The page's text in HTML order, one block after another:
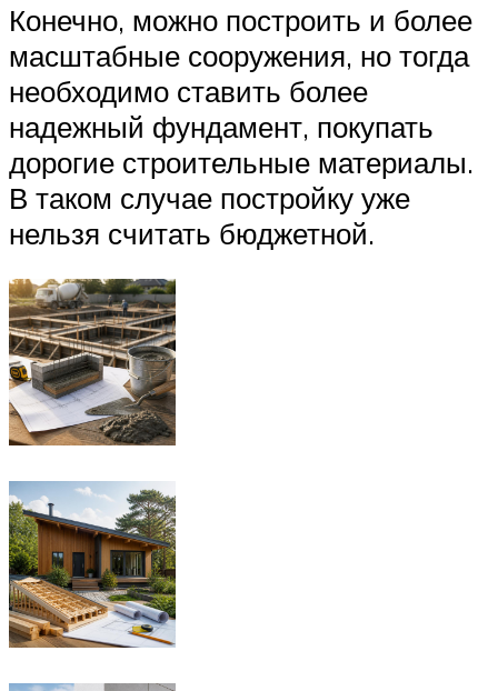
Конечно, можно построить и более
масштабные сооружения, но тогда
необходимо ставить более
надежный фундамент, покупать
дорогие строительные материалы.
В таком случае постройку уже
нельзя считать бюджетной.